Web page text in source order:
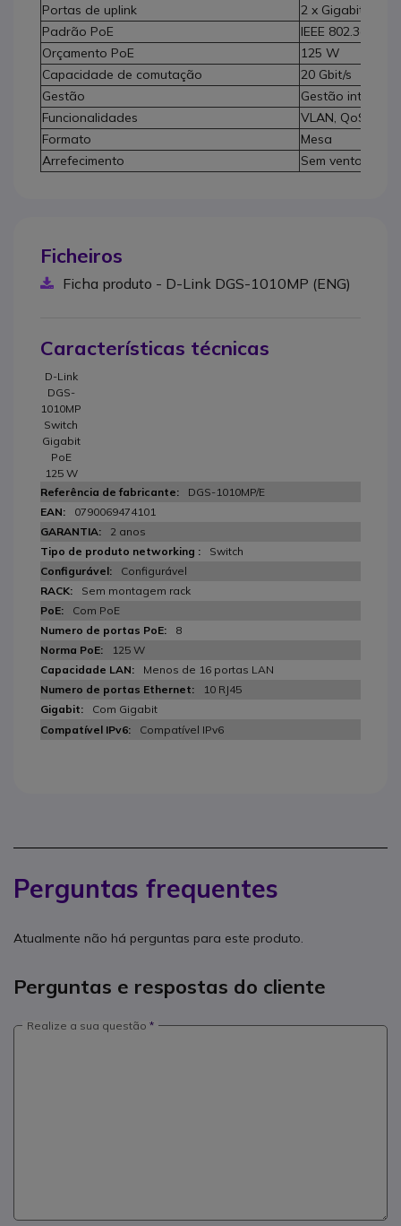
Portas de uplink
2 x Gigabit
Padrão PoE
IEEE 802.3af/at
Orçamento PoE
125 W
Capacidade de comutação
20 Gbit/s
Gestão
Gestão
Funcionalidades
VLAN, QoS,
Formato
Mesa
Arrefecimento
Sem ventoinha
Ficheiros
Ficha produto - D-Link DGS-1010MP (ENG)
Características técnicas
D-Link
DGS-
1010MP
Switch
Gigabit
PoE
125 W
DGS-1010MP/E
0790069474101
2 anos
Switch
Configurável
Sem montagem rack
Com PoE
8
125 W
Menos de 16 portas LAN
10 RJ45
Com Gigabit
Compatível IPv6
Perguntas frequentes
Atualmente não há perguntas para este produto.
Perguntas e respostas do cliente
Realize a sua questão